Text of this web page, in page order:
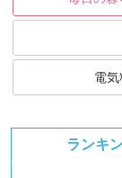
電
ランキ